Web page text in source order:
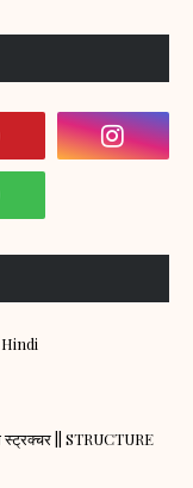
स्ट्रक्चर || STRUCTURE